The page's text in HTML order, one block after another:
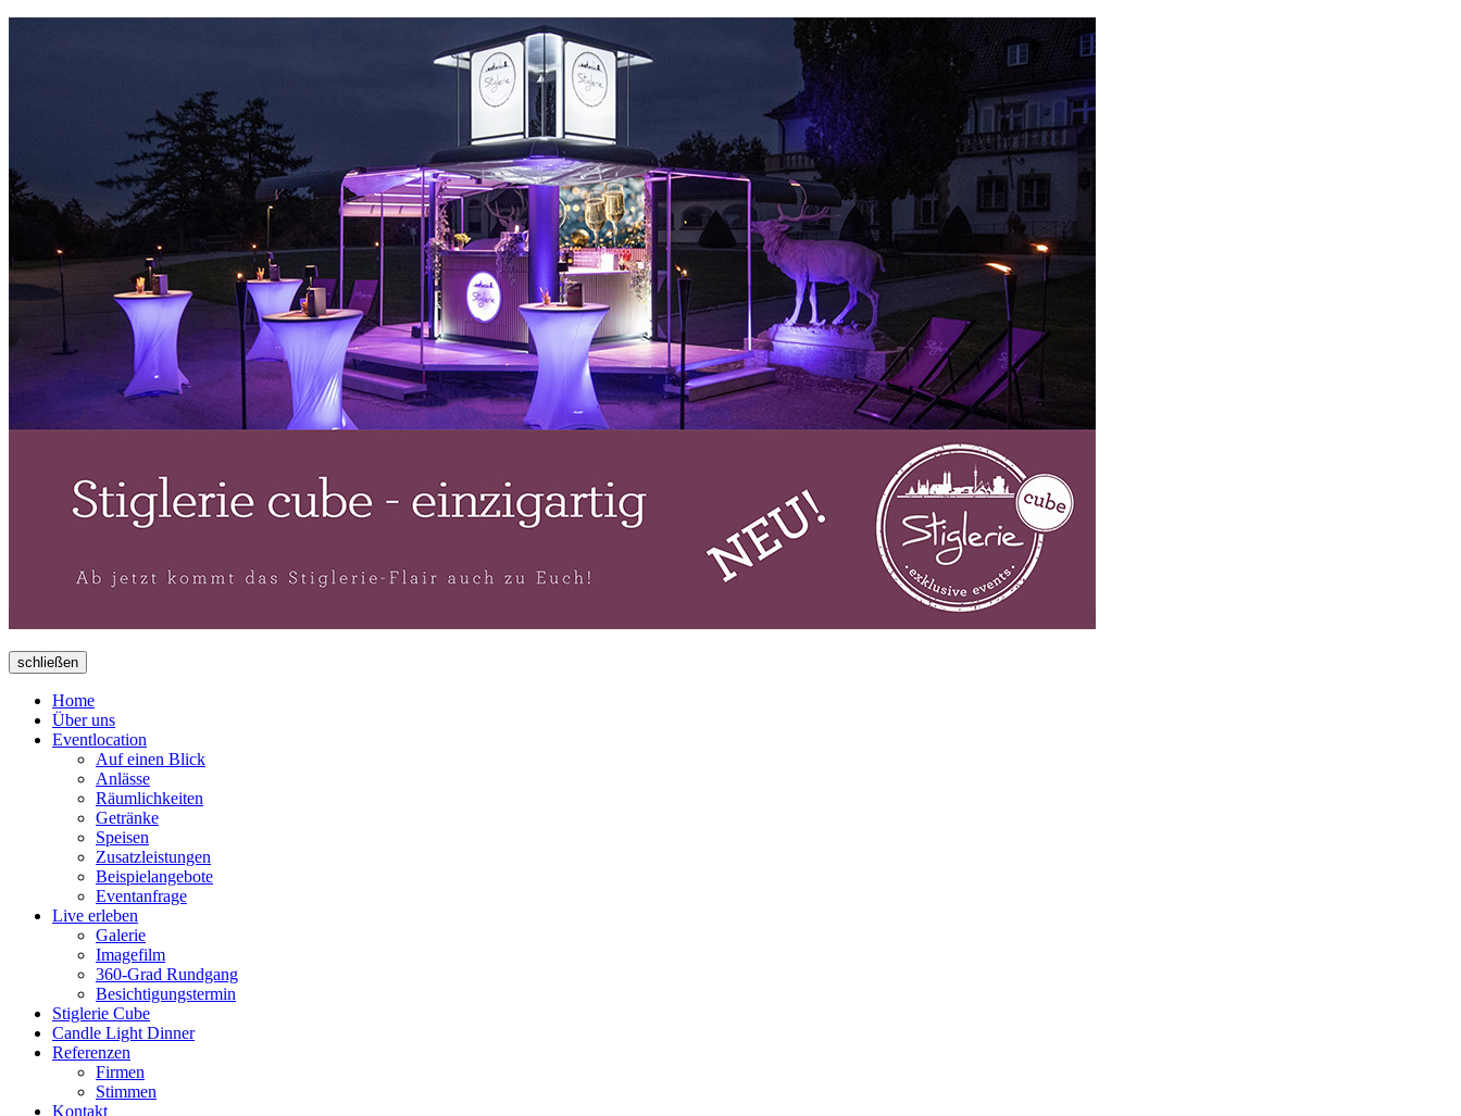
schließen
Home
Über uns
Eventlocation
Auf einen Blick
Anlässe
Räumlichkeiten
Getränke
Speisen
Zusatzleistungen
Beispielangebote
Eventanfrage
Live erleben
Galerie
Imagefilm
360-Grad Rundgang
Besichtigungstermin
Stiglerie Cube
Candle Light Dinner
Referenzen
Firmen
Stimmen
Kontakt